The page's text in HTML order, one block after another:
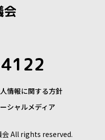
会
情報に関する方針
シャルメディア
会 All rights reserved.